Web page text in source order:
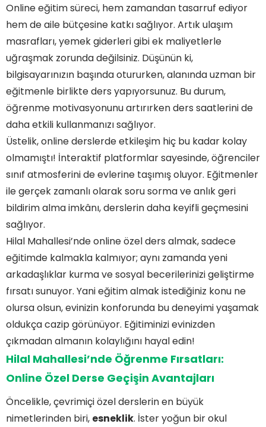
Online eğitim süreci, hem zamandan tasarruf ediyor
hem de aile bütçesine katkı sağlıyor. Artık ulaşım
masrafları, yemek giderleri gibi ek maliyetlerle
uğraşmak zorunda değilsiniz. Düşünün ki,
bilgisayarınızın başında otururken, alanında uzman bir
eğitmenle birlikte ders yapıyorsunuz. Bu durum,
öğrenme motivasyonunu artırırken ders saatlerini de
daha etkili kullanmanızı sağlıyor.
Üstelik, online derslerde etkileşim hiç bu kadar kolay
olmamıştı! İnteraktif platformlar sayesinde, öğrenciler
sınıf atmosferini de evlerine taşımış oluyor. Eğitmenler
ile gerçek zamanlı olarak soru sorma ve anlık geri
bildirim alma imkânı, derslerin daha keyifli geçmesini
sağlıyor.
Hilal Mahallesi’nde online özel ders almak, sadece
eğitimde kalmakla kalmıyor; aynı zamanda yeni
arkadaşlıklar kurma ve sosyal becerilerinizi geliştirme
fırsatı sunuyor. Yani eğitim almak istediğiniz konu ne
olursa olsun, evinizin konforunda bu deneyimi yaşamak
oldukça cazip görünüyor. Eğitiminizi evinizden
çıkmadan almanın kolaylığını hayal edin!
Hilal Mahallesi’nde Öğrenme Fırsatları:
Online Özel Derse Geçişin Avantajları
Öncelikle, çevrimiçi özel derslerin en büyük
nimetlerinden biri, esneklik. İster yoğun bir okul